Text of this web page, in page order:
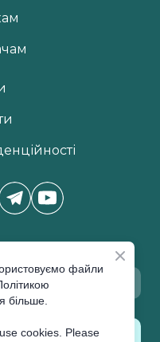
файли
більше.
cookies. Please